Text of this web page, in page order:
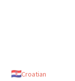
Croatian